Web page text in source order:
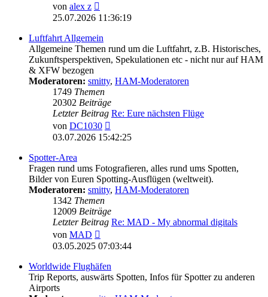
von alex z
Beitrag
25.07.2026 11:36:19
Luftfahrt Allgemein
Allgemeine Themen rund um die Luftfahrt, z.B. Historisches,
Zukunftsperspektiven, Spekulationen etc - nicht nur auf HAM
& XFW bezogen
Moderatoren: smitty, HAM-Moderatoren
1749 Themen
20302 Beiträge
Letzter Beitrag Re: Eure nächsten Flüge
von DC1030
Beitrag
03.07.2026 15:42:25
Spotter-Area
Fragen rund ums Fotografieren, alles rund ums Spotten,
Bilder von Euren Spotting-Ausflügen (weltweit).
Moderatoren: smitty, HAM-Moderatoren
1342 Themen
12009 Beiträge
Letzter Beitrag Re: MAD - My abnormal digitals
von MAD
Beitrag
03.05.2025 07:03:44
Worldwide Flughäfen
Trip Reports, auswärts Spotten, Infos für Spotter zu anderen
Airports